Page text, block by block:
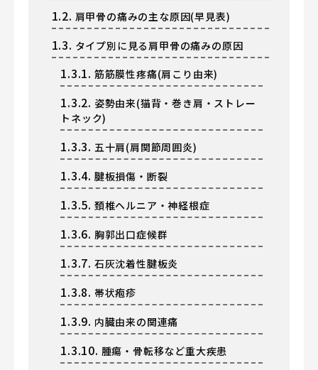
1.2. 肩甲骨の痛みの主な原因(早見表)
1.3. タイプ別に見る肩甲骨の痛みの原因
1.3.1. 筋筋膜性疼痛(肩こり由来)
1.3.2. 姿勢由来(猫背・巻き肩・ストレー
トネック)
1.3.3. 五十肩(肩関節周囲炎)
1.3.4. 腱板損傷・断裂
1.3.5. 頚椎ヘルニア・神経根症
1.3.6. 胸郭出口症候群
1.3.7. 石灰沈着性腱板炎
1.3.8. 帯状疱疹
1.3.9. 内臓由来の関連痛
1.3.10. 腫瘍・骨転移など重大疾患